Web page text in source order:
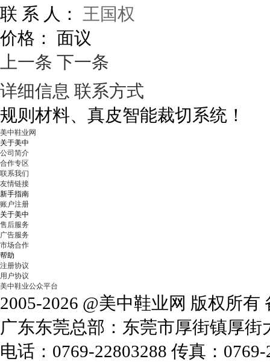
联 系 人：
王国权
价格： 面议
上一条 下一条
详细信息 联系方式
规则材料、真皮智能裁切系统！
美中鞋业网
关于美中
公司简介
合作专区
联系我们
友情链接
新手指南
账户注册
关于美中
售后服务
广告服务
市场合作
帮助
注册协议
用户协议
美中鞋业公众平台
2005-2026 @美中鞋业网 版权所有
广东东莞总部：东莞市厚街镇厚
电话：0769-22803288 传真：0769-